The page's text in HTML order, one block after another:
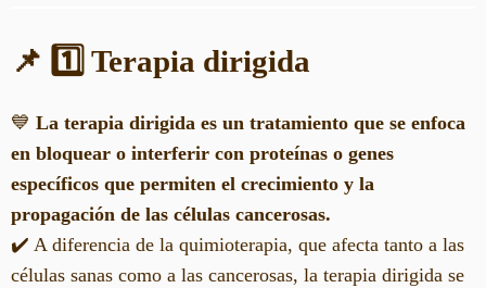
📌 1️⃣ Terapia dirigida
💙 La terapia dirigida es un tratamiento que se enfoca
en bloquear o interferir con proteínas o genes
específicos que permiten el crecimiento y la
propagación de las células cancerosas.
✔️ A diferencia de la quimioterapia, que afecta tanto a las
células sanas como a las cancerosas, la terapia dirigida se